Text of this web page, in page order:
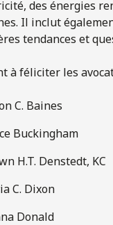
des énergies
Il inclut
tendances et
à féliciter les
C. Baines
Buckingham
H.T. Denstedt, KC
C. Dixon
Donald